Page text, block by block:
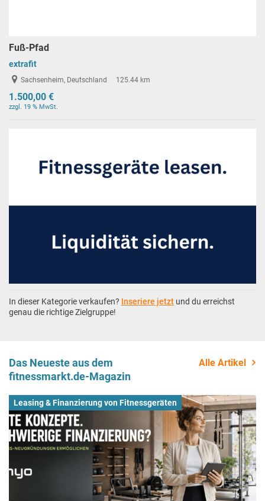
Fuß-Pfad
extrafit
Sachsenheim, Deutschland 125.44 km
1.500,00 €
zzgl. 19 % MwSt.
In dieser Kategorie verkaufen? Inseriere jetzt und du erreichst
genau die richtige Zielgruppe!
Das Neueste aus dem
fitnessmarkt.de-Magazin
Alle Artikel
Leasing & Finanzierung von Fitnessgeräten